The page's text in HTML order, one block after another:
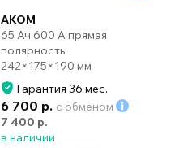
AKOM
65 Ач 600 А прямая
полярность
242×175×190 мм
Гарантия 36 мес.
6 700 р. с обменом
7 400 р.
в наличии